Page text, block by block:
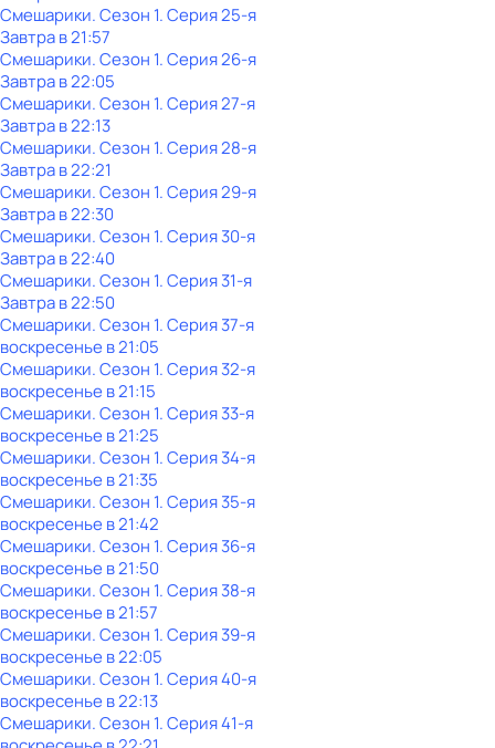
Смешарики. Сезон 1. Серия 25-я
Завтра в 21:57
Смешарики. Сезон 1. Серия 26-я
Завтра в 22:05
Смешарики. Сезон 1. Серия 27-я
Завтра в 22:13
Смешарики. Сезон 1. Серия 28-я
Завтра в 22:21
Смешарики. Сезон 1. Серия 29-я
Завтра в 22:30
Смешарики. Сезон 1. Серия 30-я
Завтра в 22:40
Смешарики. Сезон 1. Серия 31-я
Завтра в 22:50
Смешарики. Сезон 1. Серия 37-я
воскресенье в21:05
Смешарики. Сезон 1. Серия 32-я
воскресенье в21:15
Смешарики. Сезон 1. Серия 33-я
воскресенье в21:25
Смешарики. Сезон 1. Серия 34-я
воскресенье в21:35
Смешарики. Сезон 1. Серия 35-я
воскресенье в21:42
Смешарики. Сезон 1. Серия 36-я
воскресенье в21:50
Смешарики. Сезон 1. Серия 38-я
воскресенье в21:57
Смешарики. Сезон 1. Серия 39-я
воскресенье в22:05
Смешарики. Сезон 1. Серия 40-я
воскресенье в22:13
Смешарики. Сезон 1. Серия 41-я